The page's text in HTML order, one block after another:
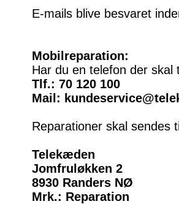
E-mails blive besvaret
Mobilreparation:
Har du en telefon der skal
Tlf.: 70 120 100
Mail:
Reparationer skal sendes
Telekæden
Jomfruløkken 2
8930 Randers NØ
Mrk.: Reparation